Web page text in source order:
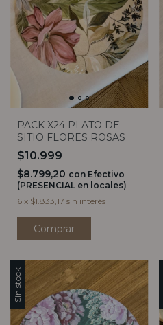
PACK X24 PLATO DE
SITIO FLORES ROSAS
$10.999
$8.799,20 con Efectivo
(PRESENCIAL en locales)
6 x $1.833,17 sin interés
Sin stock